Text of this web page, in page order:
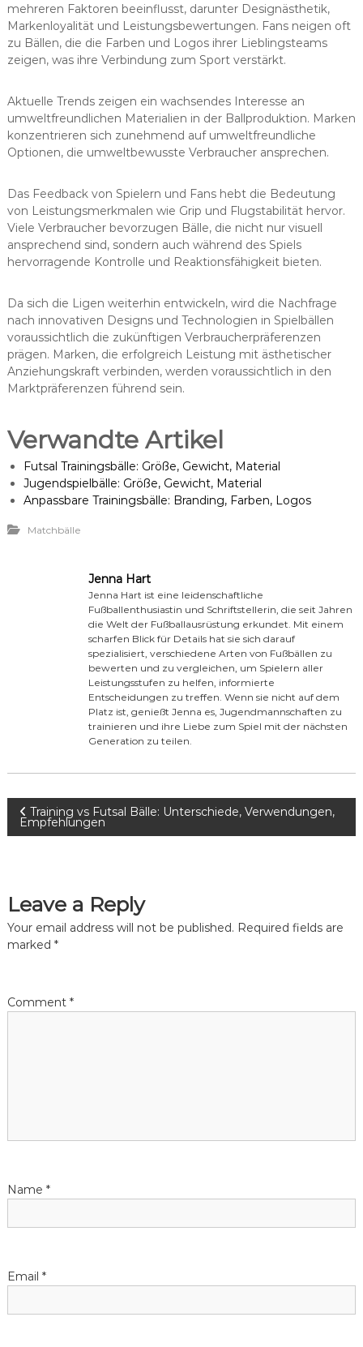
mehreren Faktoren beeinflusst, darunter Designästhetik,
Markenloyalität und Leistungsbewertungen. Fans neigen oft
zu Bällen, die die Farben und Logos ihrer Lieblingsteams
zeigen, was ihre Verbindung zum Sport verstärkt.
Aktuelle Trends zeigen ein wachsendes Interesse an
umweltfreundlichen Materialien in der Ballproduktion. Marken
konzentrieren sich zunehmend auf umweltfreundliche
Optionen, die umweltbewusste Verbraucher ansprechen.
Das Feedback von Spielern und Fans hebt die Bedeutung
von Leistungsmerkmalen wie Grip und Flugstabilität hervor.
Viele Verbraucher bevorzugen Bälle, die nicht nur visuell
ansprechend sind, sondern auch während des Spiels
hervorragende Kontrolle und Reaktionsfähigkeit bieten.
Da sich die Ligen weiterhin entwickeln, wird die Nachfrage
nach innovativen Designs und Technologien in Spielbällen
voraussichtlich die zukünftigen Verbraucherpräferenzen
prägen. Marken, die erfolgreich Leistung mit ästhetischer
Anziehungskraft verbinden, werden voraussichtlich in den
Marktpräferenzen führend sein.
Verwandte Artikel
Futsal Trainingsbälle: Größe, Gewicht, Material
Jugendspielbälle: Größe, Gewicht, Material
Anpassbare Trainingsbälle: Branding, Farben, Logos
Matchbälle
Jenna Hart
Jenna Hart ist eine leidenschaftliche
Fußballenthusiastin und Schriftstellerin, die seit Jahren
die Welt der Fußballausrüstung erkundet. Mit einem
scharfen Blick für Details hat sie sich darauf
spezialisiert, verschiedene Arten von Fußbällen zu
bewerten und zu vergleichen, um Spielern aller
Leistungsstufen zu helfen, informierte
Entscheidungen zu treffen. Wenn sie nicht auf dem
Platz ist, genießt Jenna es, Jugendmannschaften zu
trainieren und ihre Liebe zum Spiel mit der nächsten
Generation zu teilen.
P
t
a
a
t
n
Training vs Futsal Bälle: Unterschiede, Verwendungen,
Empfehlungen
Leave a Reply
Your email address will not be published. Required fields are
marked *
Comment *
Name *
Email *